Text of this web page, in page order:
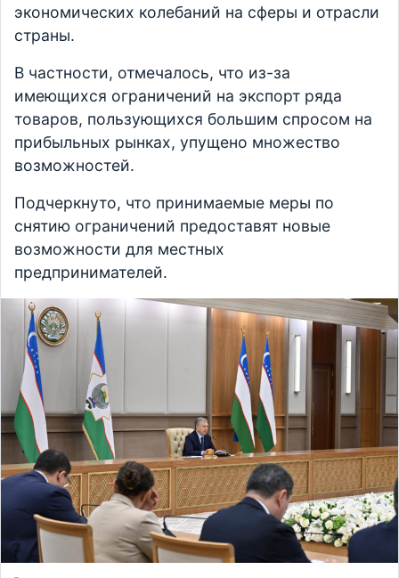
экономических колебаний на сферы и отрасли
страны.
В частности, отмечалось, что из-за
имеющихся ограничений на экспорт ряда
товаров, пользующихся большим спросом на
прибыльных рынках, упущено множество
возможностей.
Подчеркнуто, что принимаемые меры по
снятию ограничений предоставят новые
возможности для местных
предпринимателей.